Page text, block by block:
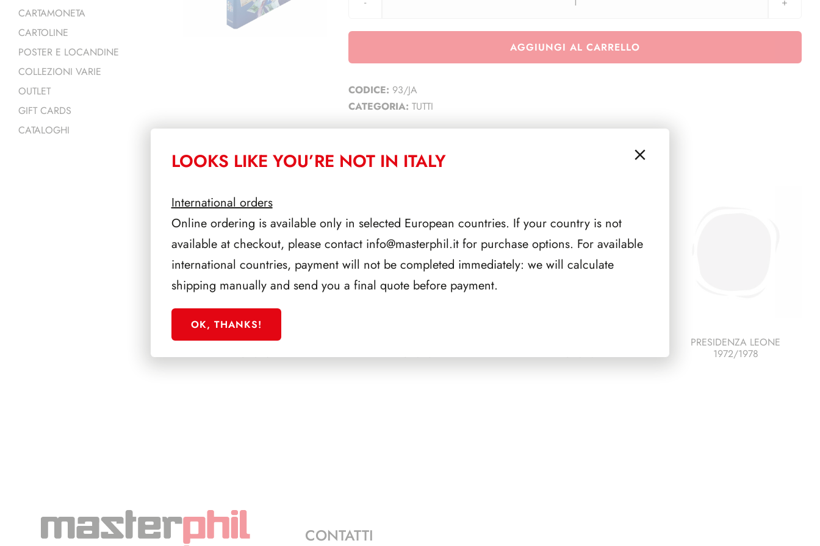
Raccoglitore
quantità
AGGIUNGI AL CARRELLO
CODICE: 93/JA
CATEGORIA: TUTTI
PRODOTTI CORRELATI
SFORZESCO ITALIA 1990
PAGINE 6
PAGINE 5
PAGINE 3
PRESIDENZA LEONE
1972/1978
CARTAMONETA
CARTOLINE
POSTER E LOCANDINE
COLLEZIONI VARIE
OUTLET
GIFT CARDS
CATALOGHI
CONTATTI
LOOKS LIKE YOU’RE NOT IN ITALY
International orders
Online ordering is available only in selected European countries. If your country is not
available at checkout, please contact info@masterphil.itfor purchase options. For available
international countries, payment will not be completed immediately: we will calculate
shipping manually and send you a final quote before payment.
OK, THANKS!